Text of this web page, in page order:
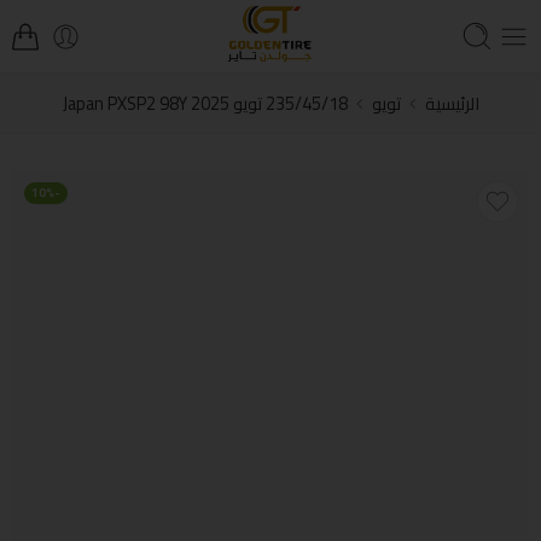
الرئيسية تويو 235/45/18 تويو Japan PXSP2 98Y 2025
-10%